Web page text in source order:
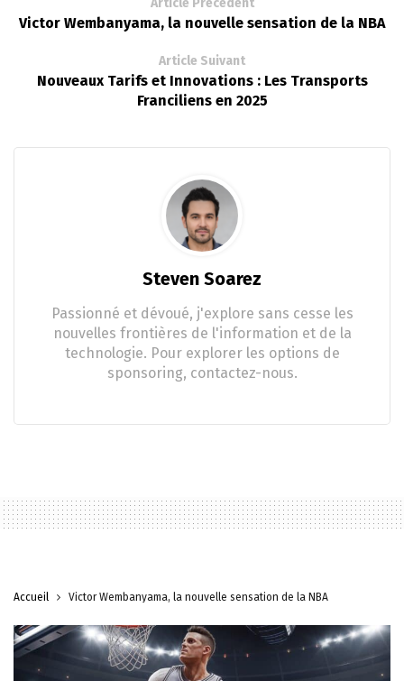
Victor Wembanyama, la nouvelle sensation de la NBA
Article Suivant
Nouveaux Tarifs et Innovations : Les Transports
Franciliens en 2025
Steven Soarez
Passionné et dévoué, j'explore sans cesse les
nouvelles frontières de l'information et de la
technologie. Pour explorer les options de
sponsoring, contactez-nous.
Accueil Victor Wembanyama, la nouvelle sensation de la NBA